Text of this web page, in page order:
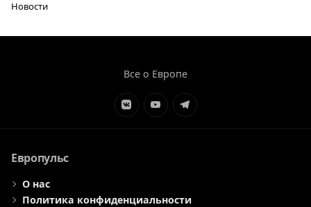
Новости
Все о Европе
ЭлементЭлементЭлемент
Европульс
О нас
Политика конфиденциальности